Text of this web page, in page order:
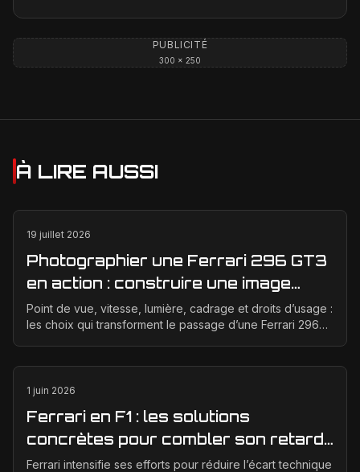
PUBLICITÉ
300 × 250
À LIRE AUSSI
19 juillet 2026
Photographier une Ferrari 296 GT3
en action : construire une image
éditoriale qui raconte la course
Point de vue, vitesse, lumière, cadrage et droits d’usage :
les choix qui transforment le passage d’une Ferrari 296
1 juin 2026
Ferrari en F1 : les solutions
concrètes pour combler son retard
technique en 2026
Ferrari intensifie ses efforts pour réduire l’écart technique